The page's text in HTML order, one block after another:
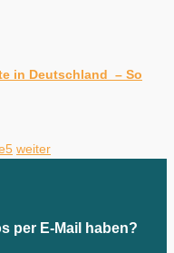
in Deutschland – So
5 weiter
per E-Mail haben?